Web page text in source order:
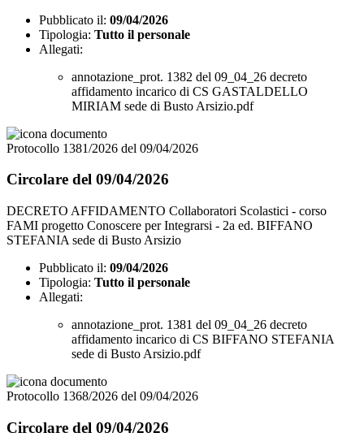
Pubblicato il: 09/04/2026
Tipologia: Tutto il personale
Allegati:
annotazione_prot. 1382 del 09_04_26 decreto
affidamento incarico di CS GASTALDELLO
MIRIAM sede di Busto Arsizio.pdf
Protocollo 1381/2026 del 09/04/2026
Circolare del 09/04/2026
DECRETO AFFIDAMENTO Collaboratori Scolastici - corso
FAMI progetto Conoscere per Integrarsi - 2a ed. BIFFANO
STEFANIA sede di Busto Arsizio
Pubblicato il: 09/04/2026
Tipologia: Tutto il personale
Allegati:
annotazione_prot. 1381 del 09_04_26 decreto
affidamento incarico di CS BIFFANO STEFANIA
sede di Busto Arsizio.pdf
Protocollo 1368/2026 del 09/04/2026
Circolare del 09/04/2026